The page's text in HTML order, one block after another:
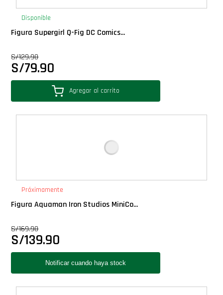
Exclusivos
Gift Cards
Llaveros Pop
Moments
Plush
Pop Nook (Rincon)
Pop Regular
Pop Rides
Disponible
Figura Supergirl Q-Fig DC Comics...
S/129.90
S/79.90
Agregar al carrito
Próximamente
Figura Aquaman Iron Studios MiniCo...
S/169.90
S/139.90